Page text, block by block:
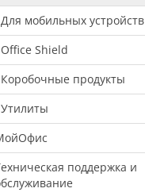
Для мобильных устройств
Office Shield
Коробочные продукты
Утилиты
поддержка и